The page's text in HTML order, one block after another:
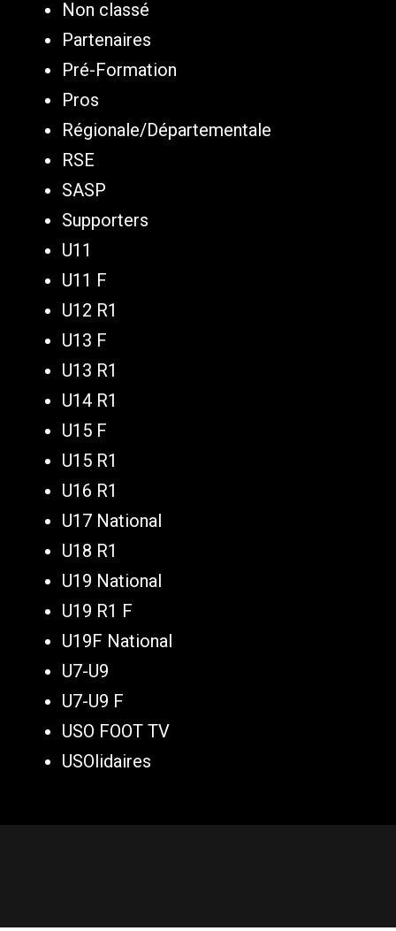
Non classé
Partenaires
Pré-Formation
Pros
Régionale/Départementale
RSE
SASP
Supporters
U11
U11 F
U12 R1
U13 F
U13 R1
U14 R1
U15 F
U15 R1
U16 R1
U17 National
U18 R1
U19 National
U19 R1 F
U19F National
U7-U9
U7-U9 F
USO FOOT TV
USOlidaires